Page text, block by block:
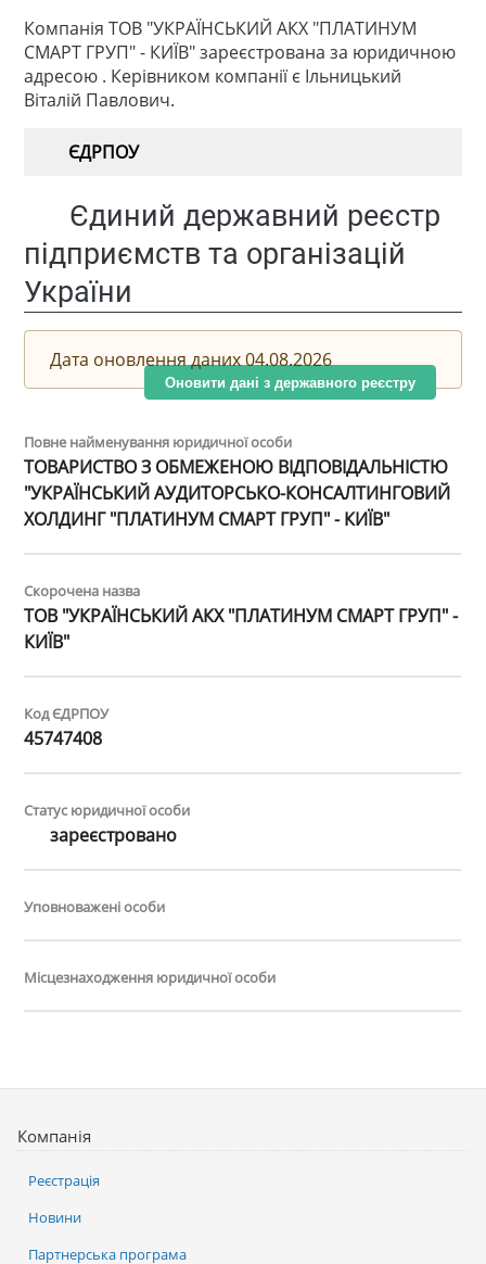
Компанія ТОВ "УКРАЇНСЬКИЙ АКХ "ПЛАТИНУМ
СМАРТ ГРУП" - КИЇВ" зареєстрована за юридичною
адресою . Керівником компанії є Ільницький
Віталій Павлович.
ЄДРПОУ
Єдиний державний реєстр
підприємств та організацій
України
Дата оновлення даних 04.08.2026
Оновити дані з державного реєстру
Повне найменування юридичної особи
ТОВАРИСТВО З ОБМЕЖЕНОЮ ВІДПОВІДАЛЬНІСТЮ
"УКРАЇНСЬКИЙ АУДИТОРСЬКО-КОНСАЛТИНГОВИЙ
ХОЛДИНГ "ПЛАТИНУМ СМАРТ ГРУП" - КИЇВ"
Скорочена назва
ТОВ "УКРАЇНСЬКИЙ АКХ "ПЛАТИНУМ СМАРТ ГРУП" -
КИЇВ"
Код ЄДРПОУ
45747408
Статус юридичної особи
зареєстровано
Уповноважені особи
Місцезнаходження юридичної особи
Компанія
Реєстрація
Новини
Партнерська програма